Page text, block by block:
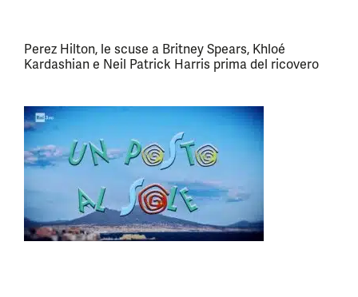
Perez Hilton, le scuse a Britney Spears, Khloé
Kardashian e Neil Patrick Harris prima del ricovero